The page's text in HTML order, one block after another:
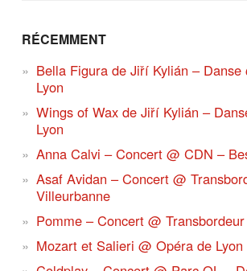
RÉCEMMENT
Bella Figura de Jiří Kylián – Danse
Lyon
Wings of Wax de Jiří Kylián –
Lyon
Anna Calvi – Concert @ CDN –
Asaf Avidan – Concert @
Villeurbanne
Pomme – Concert @
Mozart et Salieri @ Opéra de Lyon